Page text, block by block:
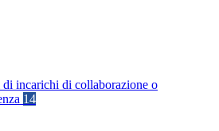
incarichi di collaborazione o
14